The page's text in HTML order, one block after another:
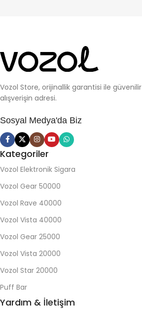
Vozol Store, orijinallik garantisi ile güvenilir
alışverişin adresi.
Sosyal Medya'da Biz
Kategoriler
Vozol Elektronik Sigara
Vozol Gear 50000
Vozol Rave 40000
Vozol Vista 40000
Vozol Gear 25000
Vozol Vista 20000
Vozol Star 20000
Puff Bar
Yardım & İletişim